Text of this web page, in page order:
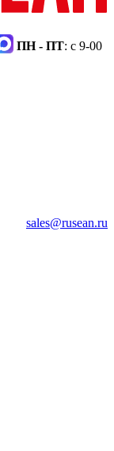
ПН - ПТ: с 9-00
sales@rusean.ru